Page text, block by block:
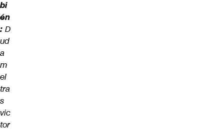
bi
én
: D
ud
a
m
el
tra
s
vic
tor